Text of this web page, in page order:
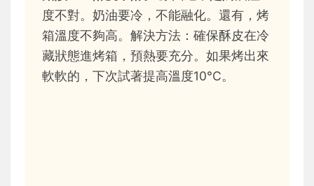
度不對。奶油要冷，不能融化。還有，烤
箱溫度不夠高。解決方法：確保酥皮在冷
藏狀態進烤箱，預熱要充分。如果烤出來
軟軟的，下次試著提高溫度10°C。